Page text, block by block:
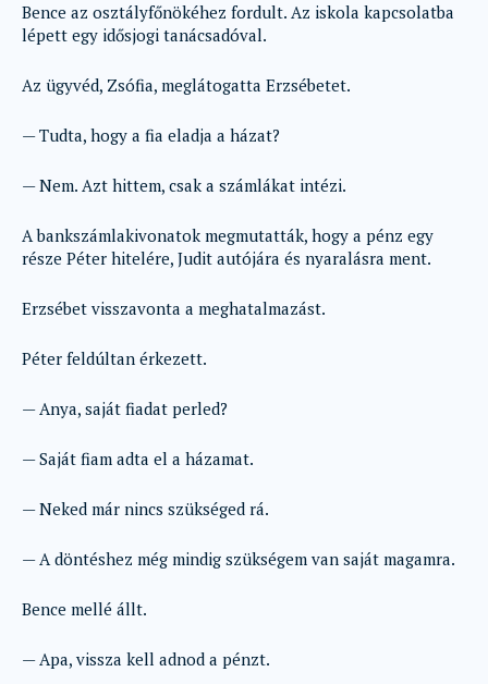
Bence az osztályfőnökéhez fordult. Az iskola kapcsolatba
lépett egy idősjogi tanácsadóval.
Az ügyvéd, Zsófia, meglátogatta Erzsébetet.
— Tudta, hogy a fia eladja a házat?
— Nem. Azt hittem, csak a számlákat intézi.
A bankszámlakivonatok megmutatták, hogy a pénz egy
része Péter hitelére, Judit autójára és nyaralásra ment.
Erzsébet visszavonta a meghatalmazást.
Péter feldúltan érkezett.
— Anya, saját fiadat perled?
— Saját fiam adta el a házamat.
— Neked már nincs szükséged rá.
— A döntéshez még mindig szükségem van saját magamra.
Bence mellé állt.
— Apa, vissza kell adnod a pénzt.